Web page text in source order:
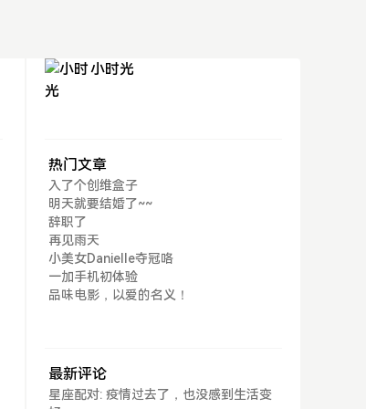
小时光
热门文章
入了个创维盒子
明天就要结婚了~~
辞职了
再见雨天
小美女Danielle夺冠咯
一加手机初体验
品味电影，以爱的名义！
最新评论
星座配对: 疫情过去了，也没感到生活变